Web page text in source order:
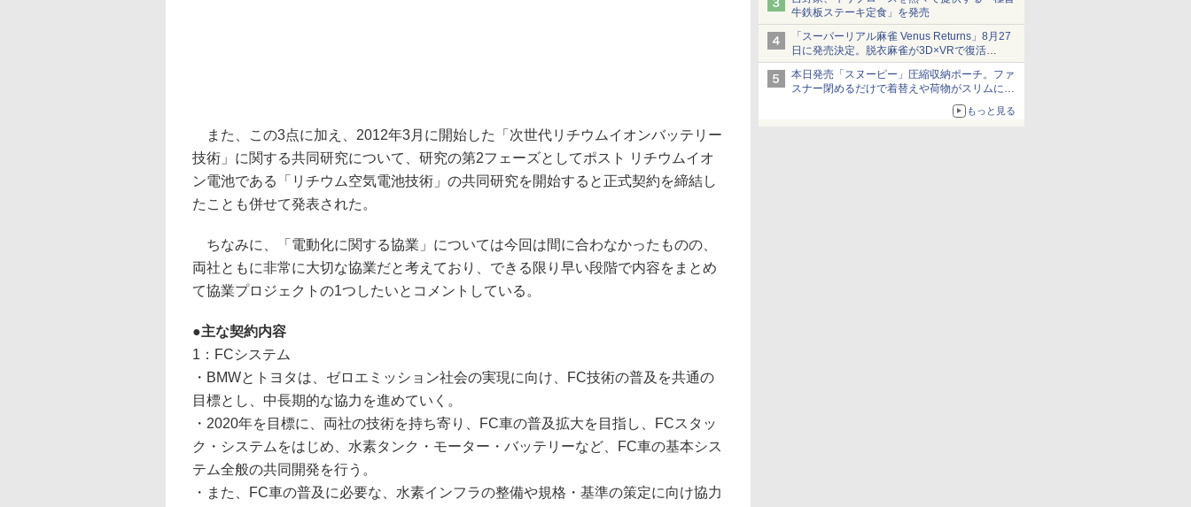
牛鉄板ステーキ定食」を発売
「スーパーリアル麻雀 Venus Returns」8月27
日に発売決定。脱衣麻雀が3D×VRで復活
発売から2週間は20%オフになるセールが実施
本日発売「スヌーピー」圧縮収納ポーチ。ファ
スナー閉めるだけで着替えや荷物がスリムにま
もっと見る
また、この3点に加え、2012年3月に開始した「次世代リチウムイオンバッテリー
技術」に関する共同研究について、研究の第2フェーズとしてポスト リチウムイオ
ン電池である「リチウム空気電池技術」の共同研究を開始すると正式契約を締結し
たことも併せて発表された。
ちなみに、「電動化に関する協業」については今回は間に合わなかったものの、
両社ともに非常に大切な協業だと考えており、できる限り早い段階で内容をまとめ
て協業プロジェクトの1つしたいとコメントしている。
●主な契約内容
1：FCシステム
・BMWとトヨタは、ゼロエミッション社会の実現に向け、FC技術の普及を共通の
目標とし、中長期的な協力を進めていく。
・2020年を目標に、両社の技術を持ち寄り、FC車の普及拡大を目指し、FCスタッ
ク・システムをはじめ、水素タンク・モーター・バッテリーなど、FC車の基本シス
テム全般の共同開発を行う。
・また、FC車の普及に必要な、水素インフラの整備や規格・基準の策定に向け協力